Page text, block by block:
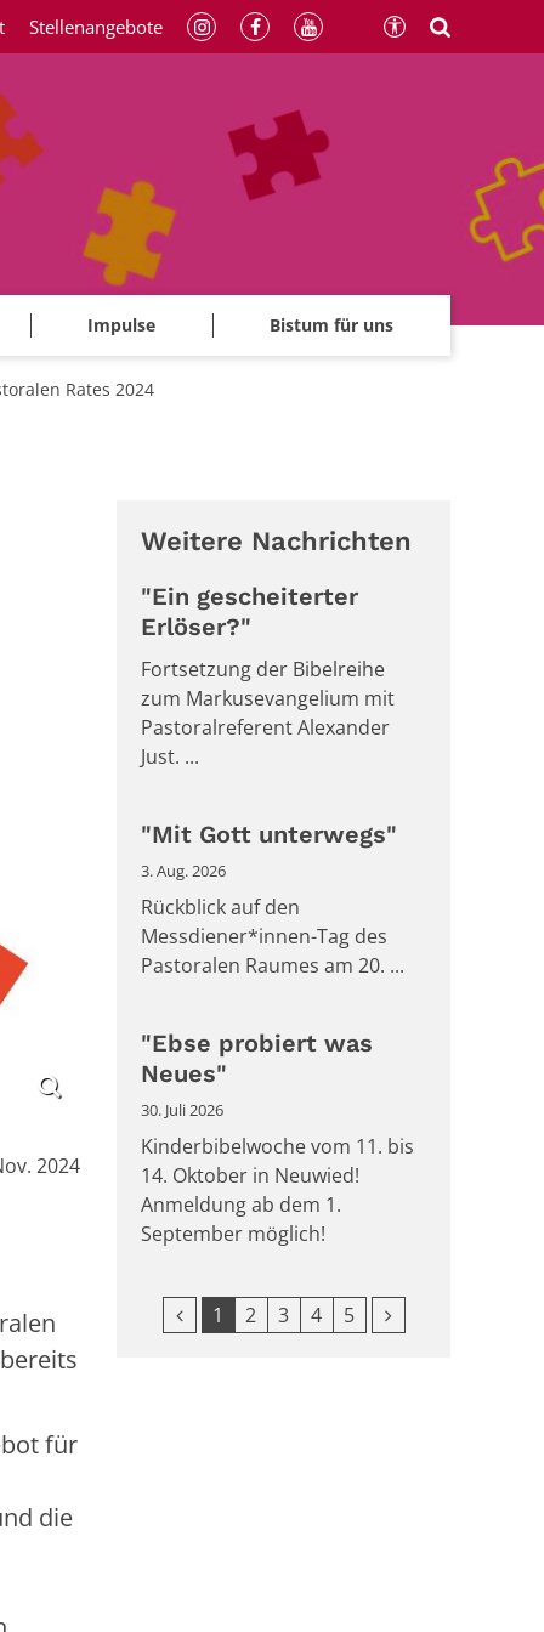
Impulse Bistum für uns
Stellenangebote
Rates 2024
2024
für
die
Weitere Nachrichten
"Ein gescheiterter
Erlöser?"
Fortsetzung der Bibelreihe
zum Markusevangelium mit
Pastoralreferent Alexander
Just. ...
"Mit Gott unterwegs"
3. Aug. 2026
Rückblick auf den
Messdiener*innen-Tag des
Pastoralen Raumes am 20. ...
"Ebse probiert was
Neues"
30. Juli 2026
Kinderbibelwoche vom 11. bis
14. Oktober in Neuwied!
Anmeldung ab dem 1.
September möglich!
Vorherige Seite
1 2 3 4 5 Nächste Seite